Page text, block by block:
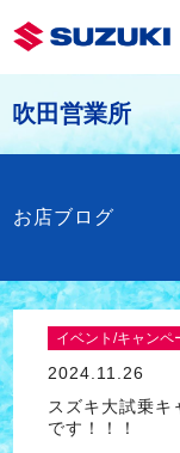
吹田営業所
お店ブログ
イベント/キャンペ
2024.11.26
スズキ大試乗キ
です！！！